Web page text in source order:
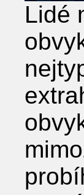
Lidé